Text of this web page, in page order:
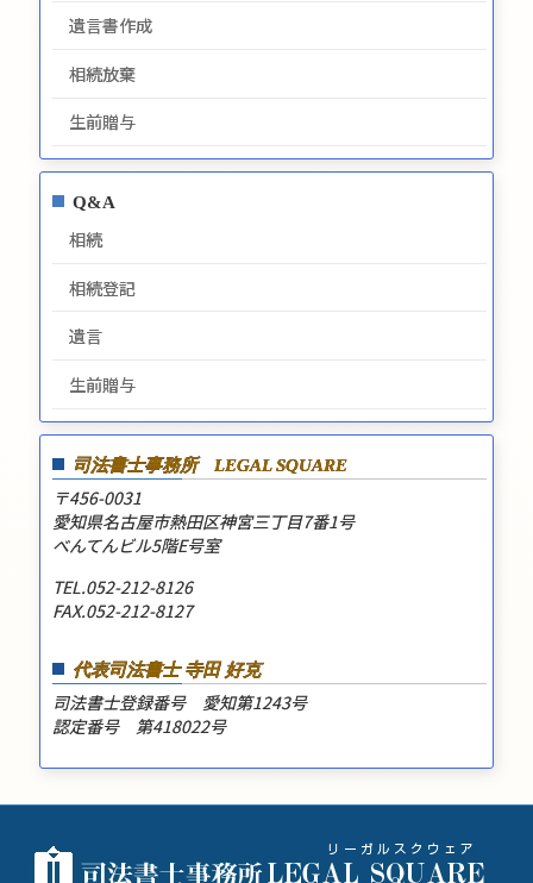
遺言書作成
相続放棄
生前贈与
Q&A
相続
相続登記
遺言
生前贈与
司法書士事務所 LEGAL SQUARE
〒456-0031
愛知県名古屋市熱田区神宮三丁目7番1号
べんてんビル5階E号室
TEL.052-212-8126
FAX.052-212-8127
代表司法書士 寺田 好克
司法書士登録番号 愛知第1243号
認定番号 第418022号